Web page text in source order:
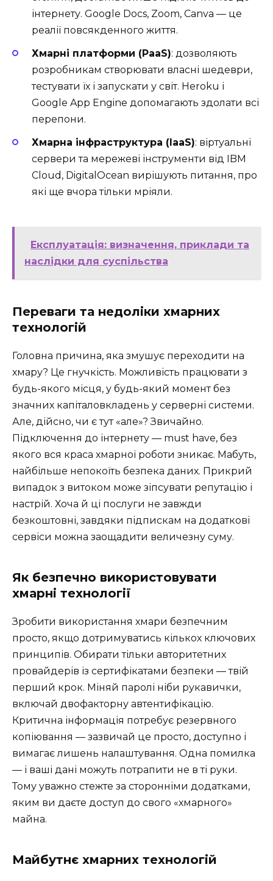
інтернету. Google Docs, Zoom, Canva — це
реалії повсякденного життя.
Хмарні платформи (PaaS): дозволяють
розробникам створювати власні шедеври,
тестувати їх і запускати у світ. Heroku і
Google App Engine допомагають здолати всі
перепони.
Хмарна інфраструктура (IaaS): віртуальні
сервери та мережеві інструменти від IBM
Cloud, DigitalOcean вирішують питання, про
які ще вчора тільки мріяли.
Експлуатація: визначення, приклади та
наслідки для суспільства
Переваги та недоліки хмарних
технологій
Головна причина, яка змушує переходити на
хмару? Це гнучкість. Можливість працювати з
будь-якого місця, у будь-який момент без
значних капіталовкладень у серверні системи.
Але, дійсно, чи є тут «але»? Звичайно.
Підключення до інтернету — must have, без
якого вся краса хмарної роботи зникає. Мабуть,
найбільше непокоїть безпека даних. Прикрий
випадок з витоком може зіпсувати репутацію і
настрій. Хоча й ці послуги не завжди
безкоштовні, завдяки підпискам на додаткові
сервіси можна заощадити величезну суму.
Як безпечно використовувати
хмарні технології
Зробити використання хмари безпечним
просто, якщо дотримуватись кількох ключових
принципів. Обирати тільки авторитетних
провайдерів із сертифікатами безпеки — твій
перший крок. Міняй паролі ніби рукавички,
включай двофакторну автентифікацію.
Критична інформація потребує резервного
копіювання — зазвичай це просто, доступно і
вимагає лишень налаштування. Одна помилка
— і ваші дані можуть потрапити не в ті руки.
Тому уважно стежте за сторонніми додатками,
яким ви даєте доступ до свого «хмарного»
майна.
Майбутнє хмарних технологій